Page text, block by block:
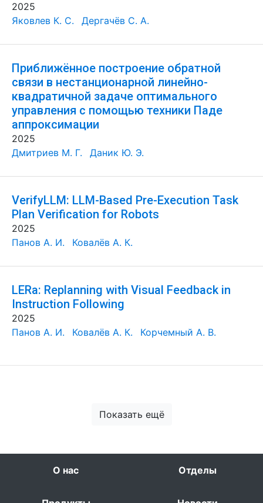
2025
Яковлев К. С.
Дергачёв С. А.
Приближённое построение обратной
связи в нестанционарной линейно-
квадратичной задаче оптимального
управления с помощью техники Паде
аппроксимации
2025
Дмитриев М. Г.
Даник Ю. Э.
VerifyLLM: LLM-Based Pre-Execution Task
Plan Verification for Robots
2025
Панов А. И.
Ковалёв А. К.
LERa: Replanning with Visual Feedback in
Instruction Following
2025
Панов А. И.
Ковалёв А. К. Корчемный А. В.
Показать ещё
О нас Отделы